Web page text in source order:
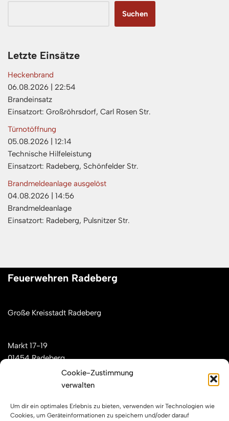
Cookie-Zustimmung
verwalten
Um dir ein optimales Erlebnis zu bieten, verwenden wir Technologien wie
Cookies, um Geräteinformationen zu speichern und/oder darauf
Suchen
Letzte Einsätze
Heckenbrand
06.08.2026
22:54
Brandeinsatz
Einsatzort: Großröhrsdorf, Carl Rosen Str.
Türnotöffnung
05.08.2026
12:14
Technische Hilfeleistung
Einsatzort: Radeberg, Schönfelder Str.
Brandmeldeanlage ausgelöst
04.08.2026
14:56
Brandmeldeanlage
Einsatzort: Radeberg, Pulsnitzer Str.
Feuerwehren Radeberg
Große Kreisstadt Radeberg
Markt 17-19
01454 Radeberg
Mail: kontakt[at]feuerwehren-radeberg.de
Feuerwehren Radeberg im Internet